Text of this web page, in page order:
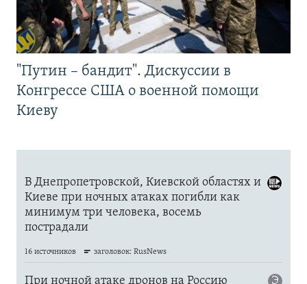
"Путин – бандит". Дискуссии в
Конгрессе США о военной помощи
Киеву